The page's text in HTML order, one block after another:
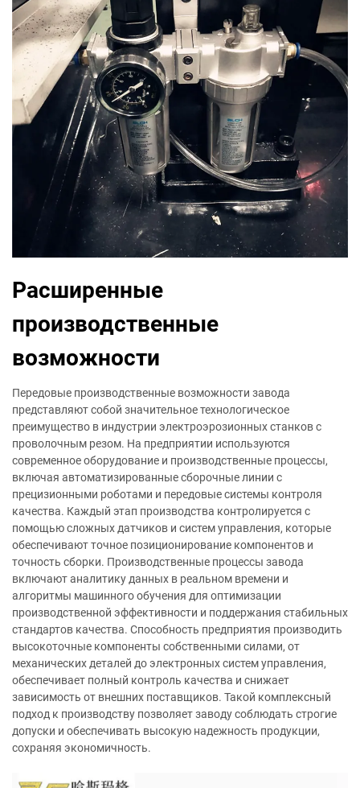
Расширенные
производственные
возможности
Передовые производственные возможности завода
представляют собой значительное технологическое
преимущество в индустрии электроэрозионных станков с
проволочным резом. На предприятии используются
современное оборудование и производственные процессы,
включая автоматизированные сборочные линии с
прецизионными роботами и передовые системы контроля
качества. Каждый этап производства контролируется с
помощью сложных датчиков и систем управления, которые
обеспечивают точное позиционирование компонентов и
точность сборки. Производственные процессы завода
включают аналитику данных в реальном времени и
алгоритмы машинного обучения для оптимизации
производственной эффективности и поддержания стабильных
стандартов качества. Способность предприятия производить
высокоточные компоненты собственными силами, от
механических деталей до электронных систем управления,
обеспечивает полный контроль качества и снижает
зависимость от внешних поставщиков. Такой комплексный
подход к производству позволяет заводу соблюдать строгие
допуски и обеспечивать высокую надежность продукции,
сохраняя экономичность.